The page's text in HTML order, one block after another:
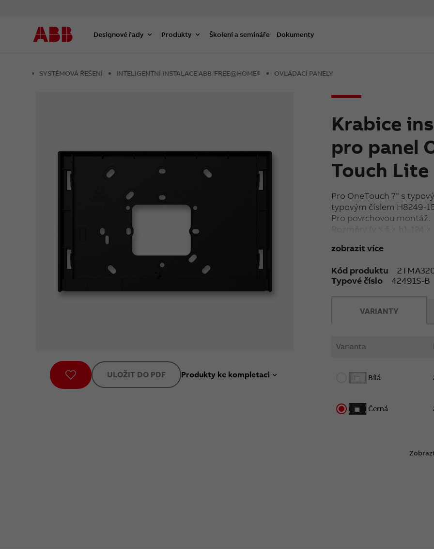
Designové řady Produkty Školení a semináře Dokumenty
SYSTÉMOVÁ ŘEŠENÍ INTELIGENTNÍ INSTALACE ABB-FREE@HOME® OVLÁDACÍ PANELY
Krabice
pro panel
Touch Lite
Pro OneTouch 7" s
typovým číslem H8249-
Pro povrchovou montáž.
Rozměry (v × š × h): 124 ×
Detailní informace o
zobrazit více
Kód produktu
Typové číslo
42491S-B
ULOŽIT DO PDF Produkty ke kompletaci
VARIANTY
Varianta
Bílá
Černá